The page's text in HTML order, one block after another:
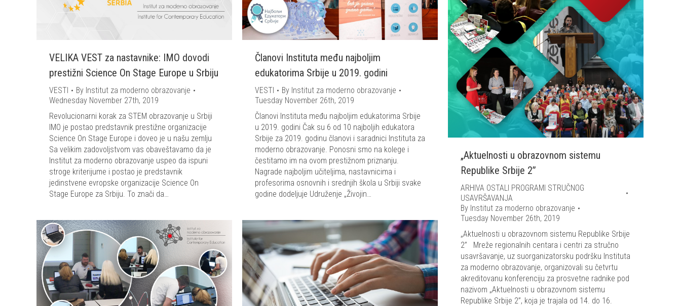
VELIKA VEST za nastavnike: IMO dovodi
prestižni Science On Stage Europe u Srbiju
VESTI By Institut za moderno obrazovanje
Wednesday November 27th, 2019
Revolucionarni korak za STEM obrazovanje u Srbiji
IMO je postao predstavnik prestižne organizacije
Science On Stage Europe i doveo je u našu zemlju
Sa velikim zadovoljstvom vas obaveštavamo da je
Institut za moderno obrazovanje uspeo da ispuni
stroge kriterijume i postao je predstavnik
jedinstvene evropske organizacije Science On
Stage Europe za Srbiju. To znači da…
Članovi Instituta među najboljim
edukatorima Srbije u 2019. godini
VESTI By Institut za moderno obrazovanje
Tuesday November 26th, 2019
Članovi Instituta među najboljim edukatorima Srbije
u 2019. godini Čak su 6 od 10 najboljih edukatora
Srbije za 2019. godinu članovi i saradnici Instituta za
moderno obrazovanje. Ponosni smo na kolege i
čestitamo im na ovom prestižnom priznanju.
Nagrade najboljim učiteljima, nastavnicima i
profesorima osnovnih i srednjih škola u Srbiji svake
godine dodeljuje Udruženje „Živojin…
„Aktuelnosti u obrazovnom sistemu
Republike Srbije 2”
ARHIVA OSTALI PROGRAMI STRUČNOG
USAVRŠAVANJA
By Institut za moderno obrazovanje
Tuesday November 26th, 2019
„Aktuelnosti u obrazovnom sistemu Republike Srbije
2” Mreže regionalnih centara i centri za stručno
usavršavanje, uz suorganizatorsku podršku Instituta
za moderno obrazovanje, organizovali su četvrtu
akreditovanu konferenciju za prosvetne radnike pod
nazivom „Aktuelnosti u obrazovnom sistemu
Republike Srbije 2”, koja je trajala od 14. do 16.